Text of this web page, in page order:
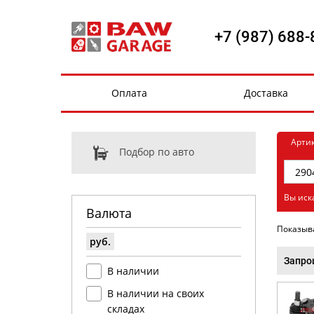
+7 (987)
Оплата Доставка
Подбор по авто
Валюта
руб.
В наличии
В наличии на своих
складах
Вы